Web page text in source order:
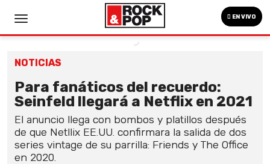
EN VIVO
NOTICIAS
Para fanáticos del recuerdo:
Seinfeld llegará a Netflix en 2021
El anuncio llega con bombos y platillos después
de que Netllix EE.UU. confirmara la salida de dos
series vintage de su parrilla: Friends y The Office
en 2020.